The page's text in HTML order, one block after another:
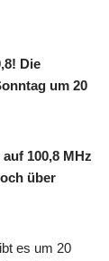
Die
um 20
100,8 MHz
über
es um 20